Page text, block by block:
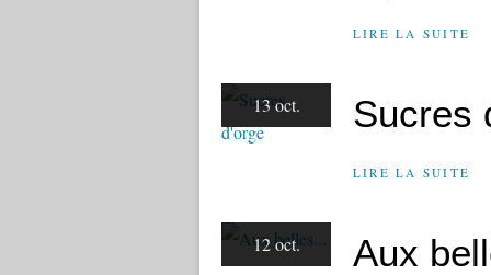
LIRE LA SUITE
13 oct. Sucres
LIRE LA SUITE
12 oct. Aux